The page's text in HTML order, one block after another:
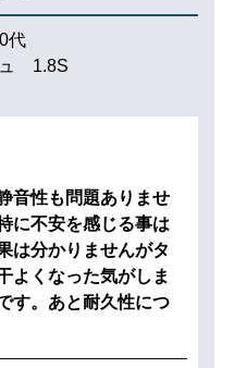
代
1.8S
音性も問題ありませ
に不安を感じる事は
は分かりませんがタ
よくなった気がしま
す。あと耐久性につ